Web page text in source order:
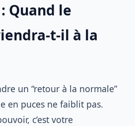
Quand le
t-il à la
un “retour à la normale”
en puces ne faiblit pas.
c’est votre